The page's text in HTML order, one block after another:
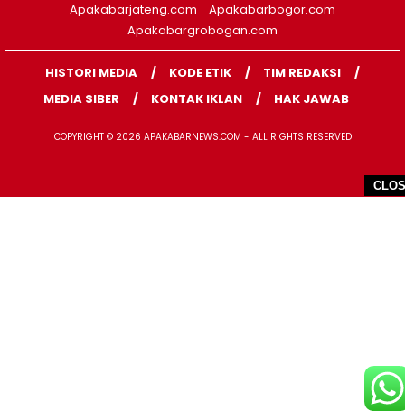
Apakabarjateng.com
Apakabarbogor.com
Apakabargrobogan.com
HISTORI MEDIA KODE ETIK
TIM REDAKSI
MEDIA SIBER
KONTAK IKLAN HAK JAWAB
COPYRIGHT © 2026 APAKABARNEWS.COM - ALL RIGHTS RESERVED